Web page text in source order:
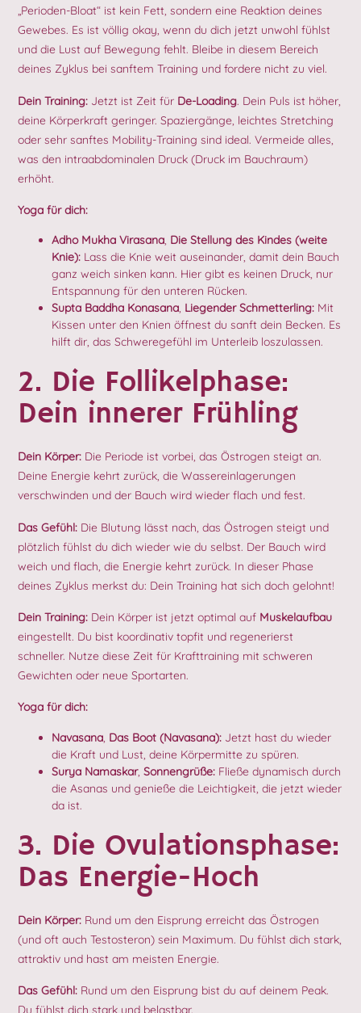
„Perioden-Bloat“ ist kein Fett, sondern eine Reaktion deines
Gewebes. Es ist völlig okay, wenn du dich jetzt unwohl fühlst
und die Lust auf Bewegung fehlt. Bleibe in diesem Bereich
deines Zyklus bei sanftem Training und fordere nicht zu viel.
Dein Training: Jetzt ist Zeit für De-Loading. Dein Puls ist höher,
deine Körperkraft geringer. Spaziergänge, leichtes Stretching
oder sehr sanftes Mobility-Training sind ideal. Vermeide alles,
was den intraabdominalen Druck (Druck im Bauchraum)
erhöht.
Yoga für dich:
Adho Mukha Virasana, Die Stellung des Kindes (weite
Knie): Lass die Knie weit auseinander, damit dein Bauch
ganz weich sinken kann. Hier gibt es keinen Druck, nur
Entspannung für den unteren Rücken.
Supta Baddha Konasana, Liegender Schmetterling: Mit
Kissen unter den Knien öffnest du sanft dein Becken. Es
hilft dir, das Schweregefühl im Unterleib loszulassen.
2. Die Follikelphase:
Dein innerer Frühling
Dein Körper: Die Periode ist vorbei, das Östrogen steigt an.
Deine Energie kehrt zurück, die Wassereinlagerungen
verschwinden und der Bauch wird wieder flach und fest.
Das Gefühl: Die Blutung lässt nach, das Östrogen steigt und
plötzlich fühlst du dich wieder wie du selbst. Der Bauch wird
weich und flach, die Energie kehrt zurück. In dieser Phase
deines Zyklus merkst du: Dein Training hat sich doch gelohnt!
Dein Training: Dein Körper ist jetzt optimal auf Muskelaufbau
eingestellt. Du bist koordinativ topfit und regenerierst
schneller. Nutze diese Zeit für Krafttraining mit schweren
Gewichten oder neue Sportarten.
Yoga für dich:
Navasana, Das Boot (Navasana): Jetzt hast du wieder
die Kraft und Lust, deine Körpermitte zu spüren.
Surya Namaskar, Sonnengrüße: Fließe dynamisch durch
die Asanas und genieße die Leichtigkeit, die jetzt wieder
da ist.
3. Die Ovulationsphase:
Das Energie-Hoch
Dein Körper: Rund um den Eisprung erreicht das Östrogen
(und oft auch Testosteron) sein Maximum. Du fühlst dich stark,
attraktiv und hast am meisten Energie.
Das Gefühl: Rund um den Eisprung bist du auf deinem Peak.
Du fühlst dich stark und belastbar.